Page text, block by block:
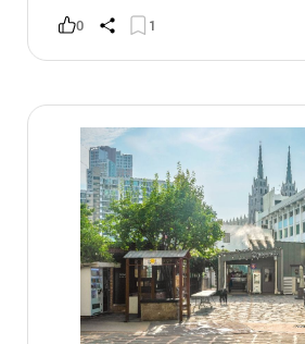
0 1